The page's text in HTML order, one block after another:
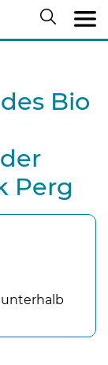
Bio
Perg
unterhalb